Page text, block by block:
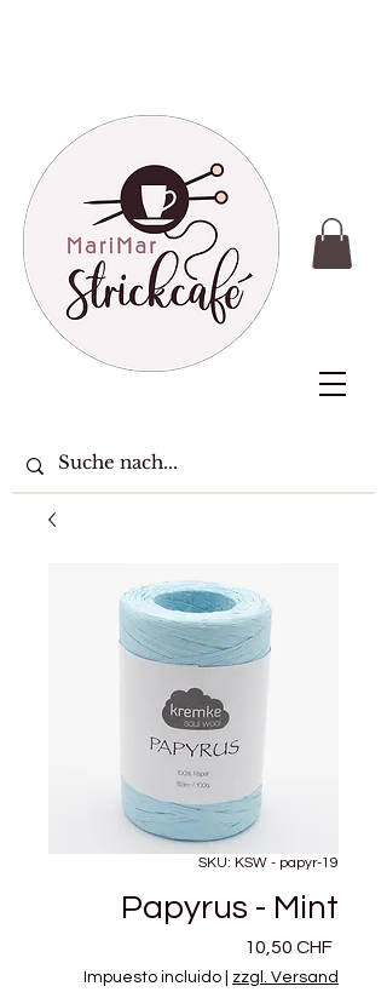
SKU: KSW - papyr-19
Papyrus - Mint
10,50 CHFPrecio
Impuesto incluido zzgl. Versand